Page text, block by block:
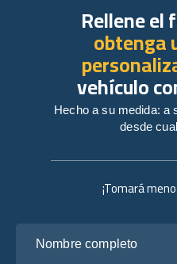
¡Tomará
Rellene
obtenga
vehículo
Hecho a su medida: a
desde